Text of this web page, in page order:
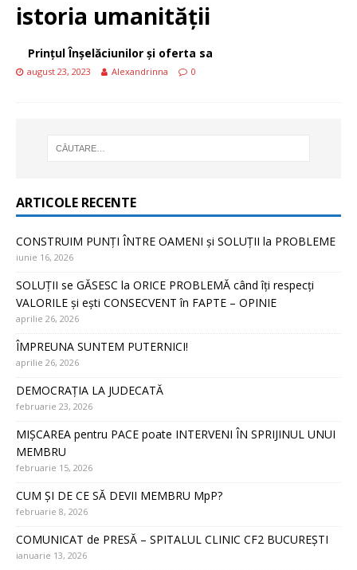
istoria umanității
Prințul Înșelăciunilor și oferta sa
august 23, 2023 Alexandrinna 0
ARTICOLE RECENTE
CONSTRUIM PUNȚI ÎNTRE OAMENI și SOLUȚII la PROBLEME
iunie 16, 2026
SOLUȚII se GĂSESC la ORICE PROBLEMĂ când îți respecți
VALORILE și ești CONSECVENT în FAPTE – OPINIE
aprilie 26, 2026
ÎMPREUNA SUNTEM PUTERNICI!
aprilie 26, 2026
DEMOCRAȚIA LA JUDECATĂ
februarie 23, 2026
MIȘCAREA pentru PACE poate INTERVENI ÎN SPRIJINUL UNUI
MEMBRU
februarie 15, 2026
CUM ȘI DE CE SĂ DEVII MEMBRU MpP?
februarie 8, 2026
COMUNICAT de PRESĂ – SPITALUL CLINIC CF2 BUCUREȘTI
ianuarie 13, 2026